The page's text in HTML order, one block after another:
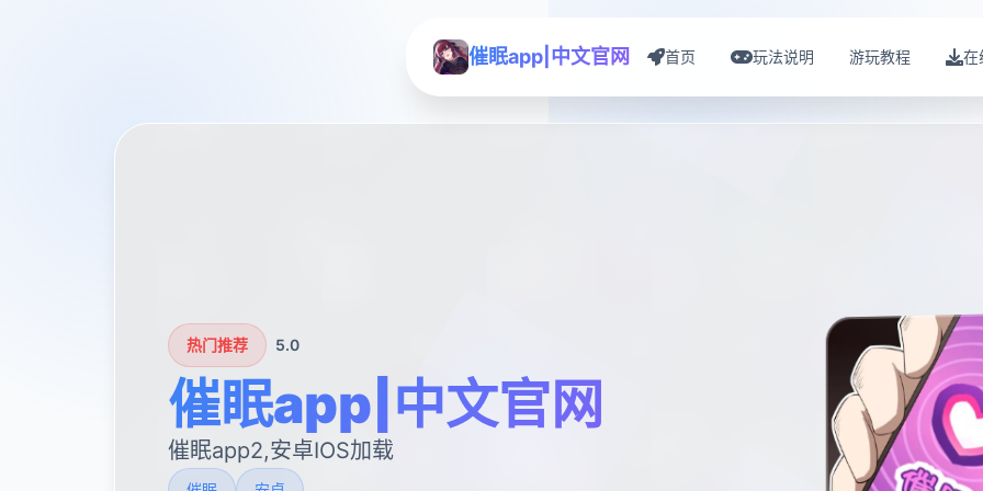
催眠app|中文官网 首页 玩法说明 游玩教程 在
热门推荐 5.0
催眠app|中文官网
催眠app2,安卓IOS加载